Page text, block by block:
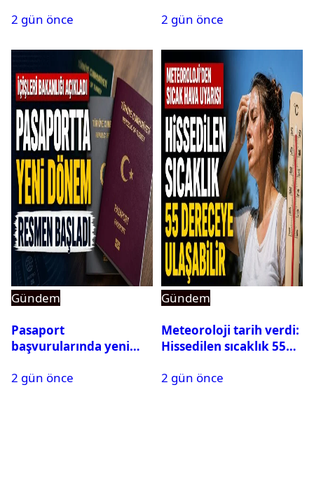
2 gün önce
alındı
2 gün önce
Gündem
Pasaport
başvurularında yeni
2 gün önce
Gündem
Meteoroloji tarih verdi:
Hissedilen sıcaklık 55
2 gün önce